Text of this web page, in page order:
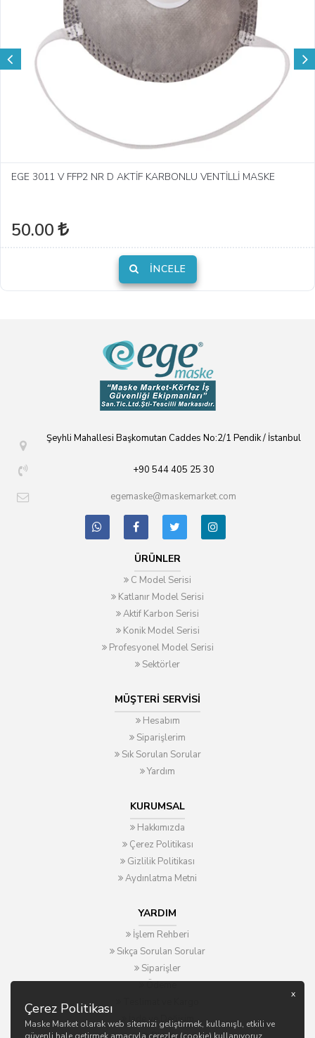
EGE 3011 V FFP2 NR D AKTİF KARBONLU VENTİLLİ MASKE
50.00
İNCELE
Şeyhli Mahallesi Başkomutan Caddes No:2/1 Pendik / İstanbul
+90 544 405 25 30
egemaske@maskemarket.com
ÜRÜNLER
C Model Serisi
Katlanır Model Serisi
Aktif Karbon Serisi
Konik Model Serisi
Profesyonel Model Serisi
Sektörler
MÜŞTERI SERVISI
Hesabım
Siparişlerim
Sık Sorulan Sorular
Yardım
KURUMSAL
Hakkımızda
Çerez Politikası
Gizlilik Politikası
Aydınlatma Metni
YARDIM
İşlem Rehberi
Sıkça Sorulan Sorular
Siparişler
Ödeme
İade ve Değişim
x
Çerez Politikası
Maske Market olarak web sitemizi geliştirmek, kullanışlı, etkili ve